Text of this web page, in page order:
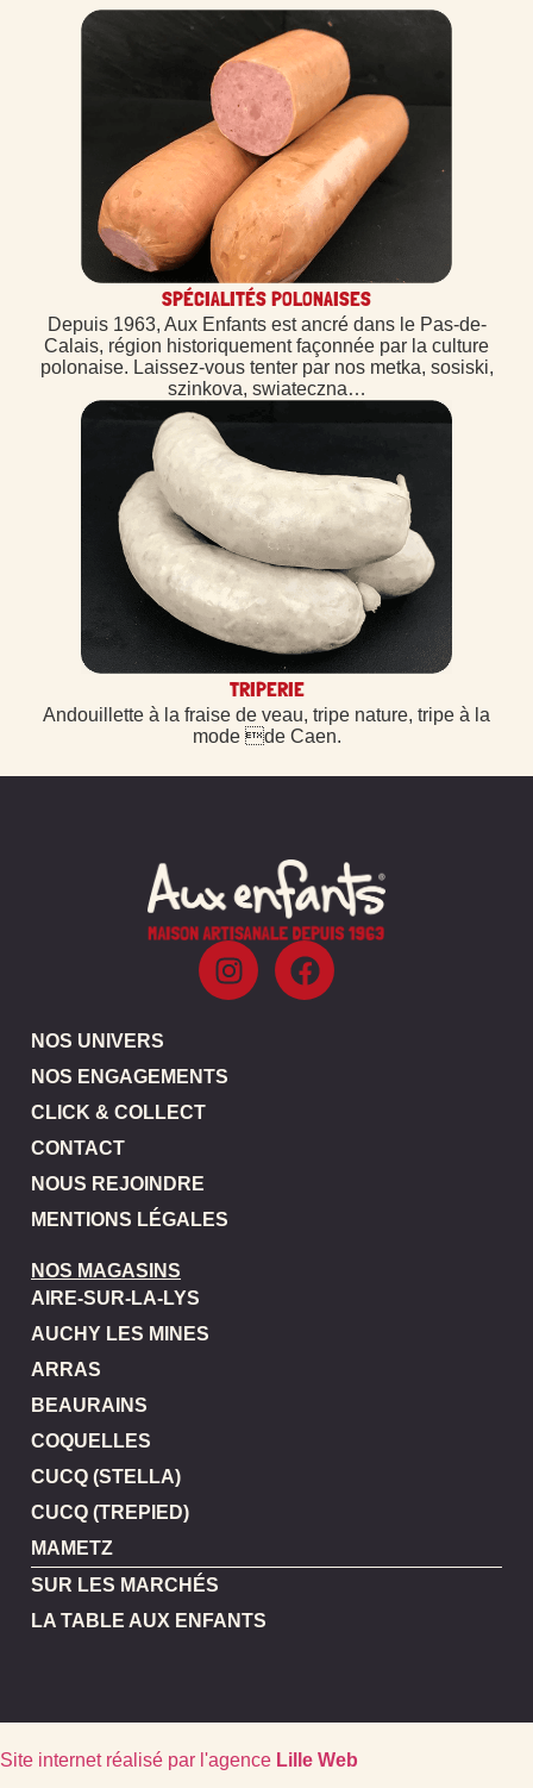
SPÉCIALITÉS POLONAISES
Depuis 1963, Aux Enfants est ancré dans le Pas-de-
Calais, région historiquement façonnée par la culture
polonaise. Laissez-vous tenter par nos metka, sosiski,
szinkova, swiateczna…
TRIPERIE
Andouillette à la fraise de veau, tripe nature, tripe à la
mode de Caen.
NOS UNIVERS
NOS ENGAGEMENTS
CLICK & COLLECT
CONTACT
NOUS REJOINDRE
MENTIONS LÉGALES
NOS MAGASINS
AIRE-SUR-LA-LYS
AUCHY LES MINES
ARRAS
BEAURAINS
COQUELLES
CUCQ (STELLA)
CUCQ (TREPIED)
MAMETZ
SUR LES MARCHÉS
LA TABLE AUX ENFANTS
Site internet réalisé par l'agence Lille Web